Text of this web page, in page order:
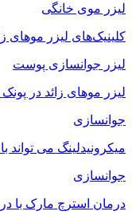
لیزر موی خانگی
کلینیک‌های لیزر موهای
لیزر جوانسازی پوست
لیزر موهای زائد در
جوانسازی
میکرونیدلینگ می
جوانسازی
درمان استرچ مارک با